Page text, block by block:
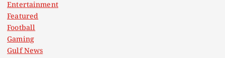
Entertainment
Featured
Football
Gaming
Gulf News